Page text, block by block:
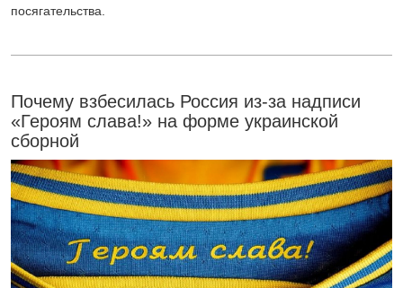
посягательства.
Почему взбесилась Россия из-за надписи
«Героям слава!» на форме украинской
сборной